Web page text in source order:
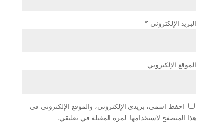
البريد الإلكتروني *
الموقع الإلكتروني
احفظ اسمي، بريدي الإلكتروني، والموقع الإلكتروني في
هذا المتصفح لاستخدامها المرة المقبلة في تعليقي.